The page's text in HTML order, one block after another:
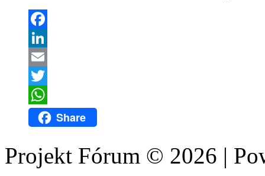
Facebook
LinkedIn
Email
Twitter
WhatsAppShare
Projekt Fórum © 2026 |